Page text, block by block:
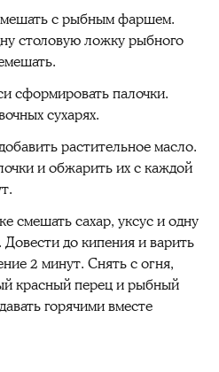
с рыбным фаршем.
столовую ложку рыбного
сформировать палочки.
сухарях.
растительное масло.
и обжарить их с каждой
смешать сахар, уксус и одну
до кипения и варить
2 минут. Снять с огня,
красный перец и рыбный
горячими вместе